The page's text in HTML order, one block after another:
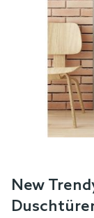
Skip
to
New